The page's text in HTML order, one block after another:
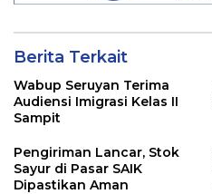
Berita Terkait
Wabup Seruyan Terima
Audiensi Imigrasi Kelas II
Sampit
Pengiriman Lancar, Stok
Sayur di Pasar SAIK
Dipastikan Aman